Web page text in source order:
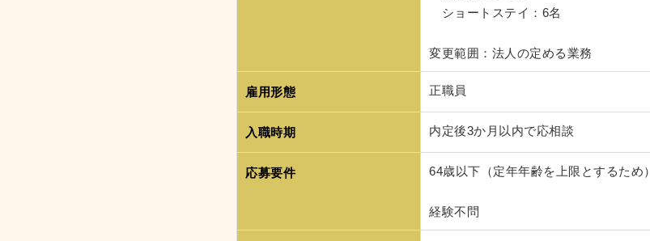
ショートステイ：6名
変更範囲：法人の定める業務
雇用形態 正職員
入職時期 内定後3か月以内で応相談
応募要件 64歳以下（定年年齢を上限とするため）
経験不問